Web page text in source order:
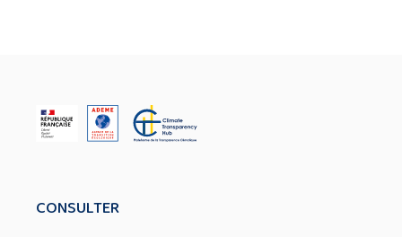
CONSULTER